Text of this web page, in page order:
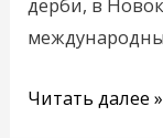
Читать далее »